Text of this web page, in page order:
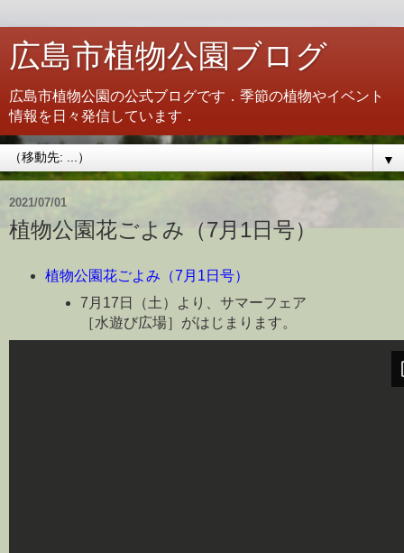
広島市植物公園ブログ
広島市植物公園の公式ブログです．季節の植物やイベント
情報を日々発信しています．
▼
2021/07/01
植物公園花ごよみ（7月1日号）
植物公園花ごよみ（7月1日号）
7月17日（土）より、サマーフェア
［水遊び広場］がはじまります。